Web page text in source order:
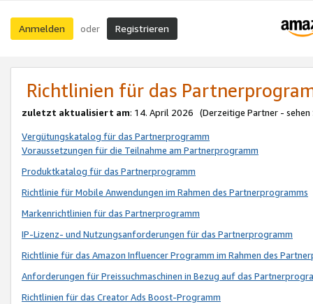
Anmelden oder Registrieren
Richtlinien für das
zuletzt aktualisiert am: 14. April 2026 (Derzeitige Partner - sehen
Vergütungskatalog für das Partnerprogramm
Voraussetzungen für die Teilnahme am Partnerprogramm
Produktkatalog für das Partnerprogramm
Richtlinie für Mobile Anwendungen im Rahmen des Partnerprogramms
Markenrichtlinien für das Partnerprogramm
IP-Lizenz- und Nutzungsanforderungen für das Partnerprogramm
Richtlinie für das Amazon Influencer Programm im Rahmen des
Anforderungen für Preissuchmaschinen in Bezug auf das
Richtlinien für das Creator Ads Boost-Programm